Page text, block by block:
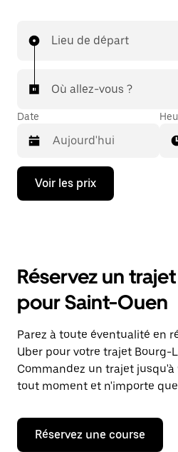
Lieu de départ
Où allez-vous ?
Date
Appuyez
la
ouvrir
calendrier
et
sélectionner
une
date.
Appuyez
sur
la
Échap
pour
fermer
Voir les prix
Réservez un
pour Saint-Ouen
Parez à toute éventualité en
Uber pour votre trajet Bourg-
Commandez un trajet jusqu'à
tout moment et n'importe
Réservez une course